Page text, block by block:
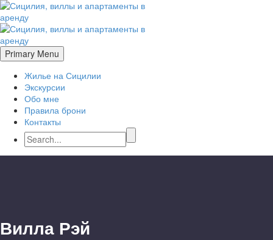
Primary Menu
Жилье на Сицилии
Экскурсии
Обо мне
Правила брони
Контакты
Вилла Рэй